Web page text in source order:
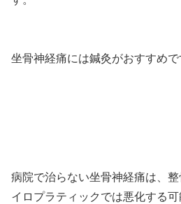
坐骨神経痛には鍼灸がおすすめで
病院で治らない坐骨神経痛は、
イロプラティックでは悪化する